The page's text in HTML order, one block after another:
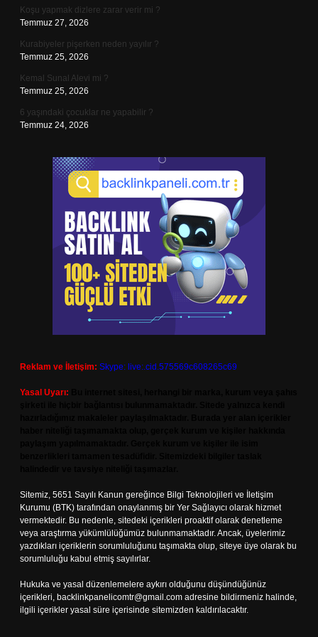
Koşu yapmak dizlere zarar verir mi ?
Temmuz 27, 2026
Kurabiyeler pişerken neden yayılır ?
Temmuz 25, 2026
Kemal Sunal Alevi mi ?
Temmuz 25, 2026
6 yaşındaki çocuklar ne yapabilir ?
Temmuz 24, 2026
Reklam ve İletişim: Skype: live:.cid.575569c608265c69
Yasal Uyarı:
Sitemiz, 5651 Sayılı Kanun gereğince Bilgi Teknolojileri ve İletişim
Kurumu (BTK) tarafından onaylanmış bir Yer Sağlayıcı olarak hizmet
vermektedir. Bu nedenle, sitedeki içerikleri proaktif olarak denetleme
veya araştırma yükümlülüğümüz bulunmamaktadır. Ancak, üyelerimiz
yazdıkları içeriklerin sorumluluğunu taşımakta olup, siteye üye olarak bu
sorumluluğu kabul etmiş sayılırlar.
Hukuka ve yasal düzenlemelere aykırı olduğunu düşündüğünüz
içerikleri, backlinkpanelicomtr@gmail.com adresine bildirmeniz halinde,
ilgili içerikler yasal süre içerisinde sitemizden kaldırılacaktır.